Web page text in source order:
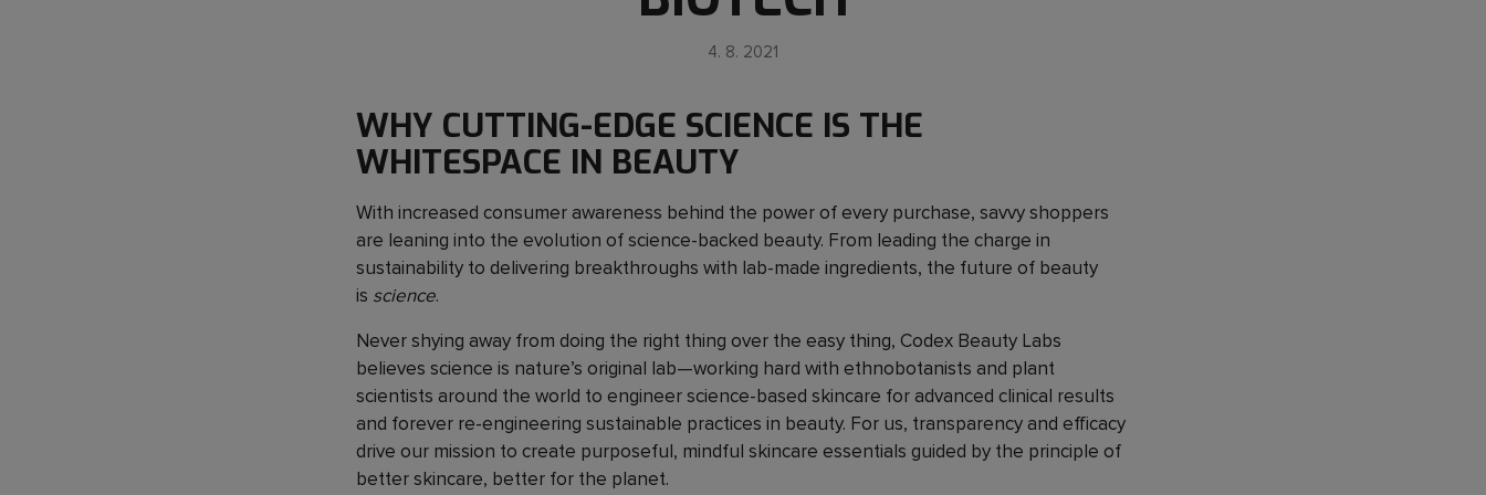
4. 8. 2021
WHY CUTTING-EDGE SCIENCE IS THE
WHITESPACE IN BEAUTY
With increased consumer awareness behind the power of every purchase, savvy shoppers
are leaning into the evolution of science-backed beauty. From leading the charge in
sustainability to delivering breakthroughs with lab-made ingredients, the future of beauty
is science.
Never shying away from doing the right thing over the easy thing, Codex Beauty Labs
believes science is nature’s original lab—working hard with ethnobotanists and plant
scientists around the world to engineer science-based skincare for advanced clinical results
and forever re-engineering sustainable practices in beauty. For us, transparency and efficacy
drive our mission to create purposeful, mindful skincare essentials guided by the principle of
better skincare, better for the planet.